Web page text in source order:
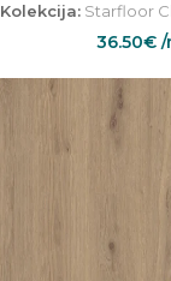
Kolekcija: Starfloor
36.50€ /